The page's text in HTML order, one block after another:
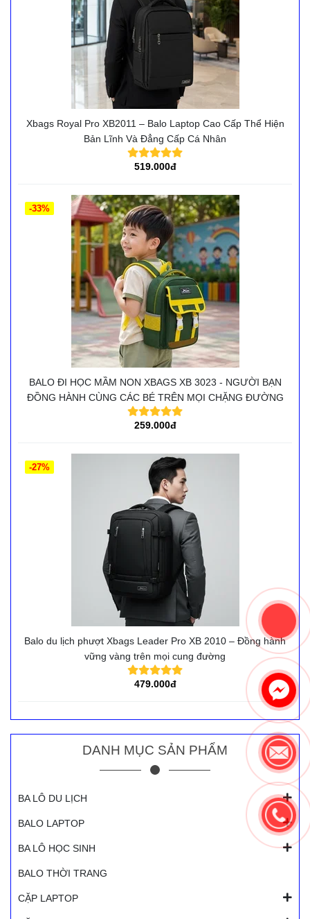
Xbags Royal Pro XB2011 – Balo Laptop Cao Cấp Thể Hiện
Bản Lĩnh Và Đẳng Cấp Cá Nhân
519.000đ
BALO ĐI HỌC MẦM NON XBAGS XB 3023 - NGƯỜI BẠN
ĐỒNG HÀNH CÙNG CÁC BÉ TRÊN MỌI CHẶNG ĐƯỜNG
259.000đ
-33%
Balo du lịch phượt Xbags Leader Pro XB 2010 – Đồng hành
vững vàng trên mọi cung đường
479.000đ
-27%
DANH MỤC SẢN PHẨM
BA LÔ DU LỊCH
BALO LAPTOP
BA LÔ HỌC SINH
BALO THỜI TRANG
CẶP LAPTOP